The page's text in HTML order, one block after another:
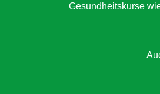
Gesundheitskurse